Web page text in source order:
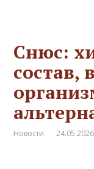
Снюс:
состав,
Новости 24.05.2026